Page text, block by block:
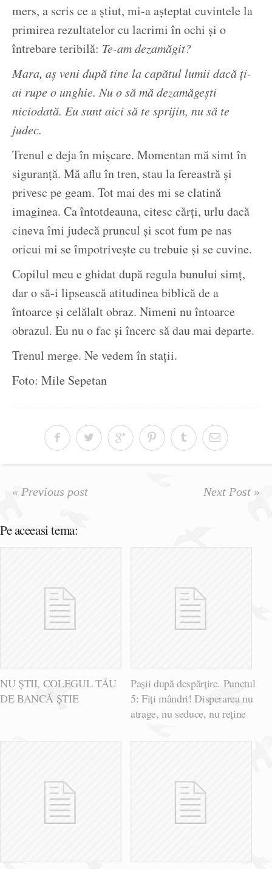
mers, a scris ce a știut, mi-a așteptat cuvintele la
primirea rezultatelor cu lacrimi în ochi și o
întrebare teribilă: Te-am dezamăgit?
Mara, aș veni după tine la capătul lumii dacă ți-
ai rupe o unghie. Nu o să mă dezamăgești
niciodată. Eu sunt aici să te sprijin, nu să te
judec.
Trenul e deja în mișcare. Momentan mă simt în
siguranță. Mă aflu în tren, stau la fereastră și
privesc pe geam. Tot mai des mi se clatină
imaginea. Ca întotdeauna, citesc cărți, urlu dacă
cineva îmi judecă pruncul și scot fum pe nas
oricui mi se împotrivește cu trebuie și se cuvine.
Copilul meu e ghidat după regula bunului simț,
dar o să-i lipsească atitudinea biblică de a
întoarce și celălalt obraz. Nimeni nu întoarce
obrazul. Eu nu o fac și încerc să dau mai departe.
Trenul merge. Ne vedem în stații.
Foto: Mile Sepetan
« Previous post Next Post »
Pe aceeasi tema:
NU ȘTII, COLEGUL TĂU
DE BANCĂ ȘTIE
Pașii după despărțire. Punctul
5: Fiți mândri! Disperarea nu
atrage, nu seduce, nu reține